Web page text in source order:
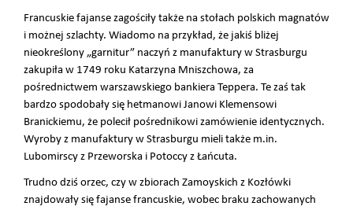
Francuskie fajanse zagościły także na stołach polskich magnatów
i możnej szlachty. Wiadomo na przykład, że jakiś bliżej
nieokreślony „garnitur” naczyń z manufaktury w Strasburgu
zakupiła w 1749 roku Katarzyna Mniszchowa, za
pośrednictwem warszawskiego bankiera Teppera. Te zaś tak
bardzo spodobały się hetmanowi Janowi Klemensowi
Branickiemu, że polecił pośrednikowi zamówienie identycznych.
Wyroby z manufaktury w Strasburgu mieli także m.in.
Lubomirscy z Przeworska i Potoccy z Łańcuta.
Trudno dziś orzec, czy w zbiorach Zamoyskich z Kozłówki
znajdowały się fajanse francuskie, wobec braku zachowanych